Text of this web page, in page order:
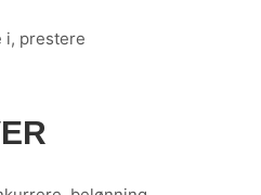
i, prestere